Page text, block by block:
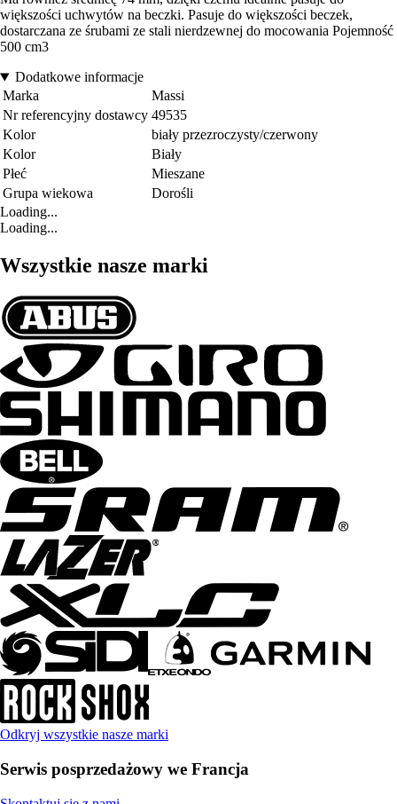
większości uchwytów na beczki. Pasuje do większości beczek,
dostarczana ze śrubami ze stali nierdzewnej do mocowania Pojemność
500 cm3
Dodatkowe informacje
Marka
Massi
Nr referencyjny dostawcy 49535
Kolor
biały przezroczysty/czerwony
Kolor
Biały
Płeć
Mieszane
Grupa wiekowa
Dorośli
Loading...
Loading...
Wszystkie nasze marki
Odkryj wszystkie nasze marki
Serwis posprzedażowy we Francja